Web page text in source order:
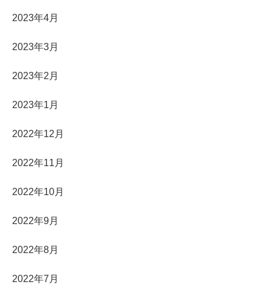
2023年4月
2023年3月
2023年2月
2023年1月
2022年12月
2022年11月
2022年10月
2022年9月
2022年8月
2022年7月